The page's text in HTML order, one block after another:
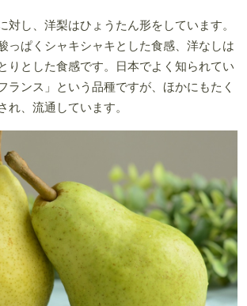
対し、洋梨はひょうたん形をしています。
っぱくシャキシャキとした食感、洋なしは
りとした食感です。日本でよく知られてい
ランス」という品種ですが、ほかにもたく
れ、流通しています。